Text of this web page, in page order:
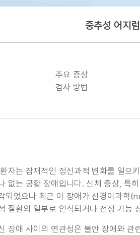
중추성 어지
주요 증상
검사 방법
자는 잠재적인 정신과적 변화를 일으
없는 공황 장애입니다. 신체 증상, 특
되었으나 최근 이 장애가 신경이과
질환의 일부로 인식되거나 전정 기능
장애 사이의 연관성은 불안 장애와